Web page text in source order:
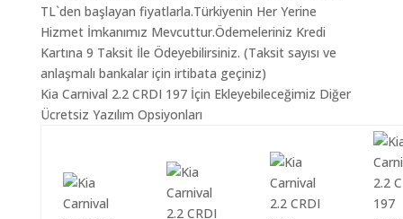
TL`den başlayan fiyatlarla.Türkiyenin Her Yerine
Hizmet İmkanımız Mevcuttur.Ödemeleriniz Kredi
Kartına 9 Taksit İle Ödeyebilirsiniz. (Taksit sayısı ve
anlaşmalı bankalar için irtibata geçiniz)
Kia Carnival 2.2 CRDI 197 İçin Ekleyebileceğimiz Diğer
Ücretsiz Yazılım Opsiyonları